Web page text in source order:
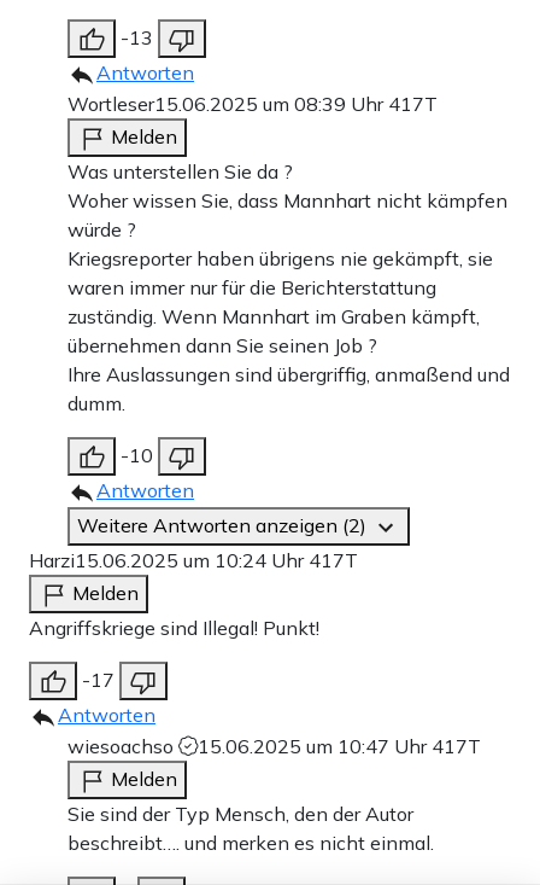
-13
Antworten
Wortleser15.06.2025 um 08:39 Uhr 417T
Melden
Was unterstellen Sie da ?
Woher wissen Sie, dass Mannhart nicht kämpfen
würde ?
Kriegsreporter haben übrigens nie gekämpft, sie
waren immer nur für die Berichterstattung
zuständig. Wenn Mannhart im Graben kämpft,
übernehmen dann Sie seinen Job ?
Ihre Auslassungen sind übergriffig, anmaßend und
dumm.
-10
Antworten
Weitere Antworten anzeigen (2)
Harzi15.06.2025 um 10:24 Uhr 417T
Melden
Angriffskriege sind Illegal! Punkt!
-17
Antworten
wiesoachso
15.06.2025 um 10:47 Uhr 417T
Melden
Sie sind der Typ Mensch, den der Autor
beschreibt…. und merken es nicht einmal.